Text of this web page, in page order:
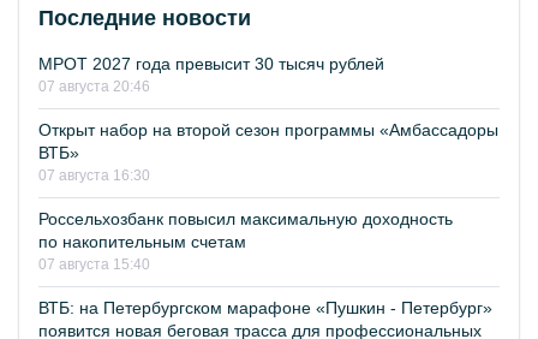
Последние новости
МРОТ 2027 года превысит 30 тысяч рублей
07 августа 20:46
Открыт набор на второй сезон программы «Амбассадоры
ВТБ»
07 августа 16:30
Россельхозбанк повысил максимальную доходность
по накопительным счетам
07 августа 15:40
ВТБ: на Петербургском марафоне «Пушкин - Петербург»
появится новая беговая трасса для профессиональных